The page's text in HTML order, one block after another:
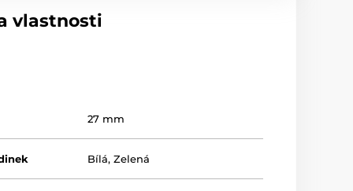
vlastnosti
27 mm
Bílá,Zelená